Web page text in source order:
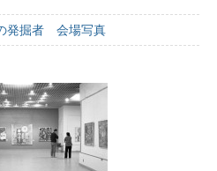
発掘者 会場写真